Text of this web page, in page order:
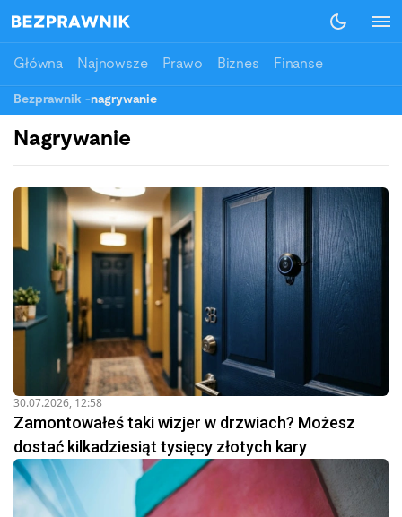
Główna Najnowsze Prawo Biznes Finanse
Bezprawnik -nagrywanie
Nagrywanie
30.07.2026, 12:58
Zamontowałeś taki wizjer w drzwiach? Możesz
dostać kilkadziesiąt tysięcy złotych kary